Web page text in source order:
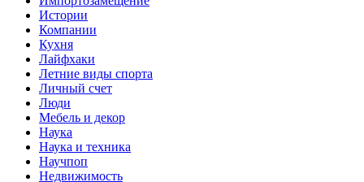
Истории
Компании
Кухня
Лайфхаки
Летние виды спорта
Личный счет
Люди
Мебель и декор
Наука
Наука и техника
Научпоп
Недвижимость